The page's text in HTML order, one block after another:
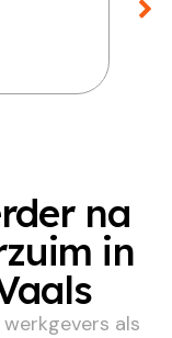
na
in
als